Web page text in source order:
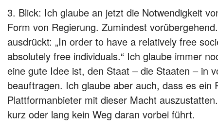
3. Blick: Ich glaube an jetzt die Notwendigkeit
Form von Regierung. Zumindest
ausdrückt: „In order to have a relatively free
absolutely free individuals.“ Ich glaube immer
eine gute Idee ist, den Staat – die Staaten – in
beauftragen. Ich glaube aber auch, dass es ein
Plattformanbieter mit dieser Macht
kurz oder lang kein Weg daran vorbei führt.